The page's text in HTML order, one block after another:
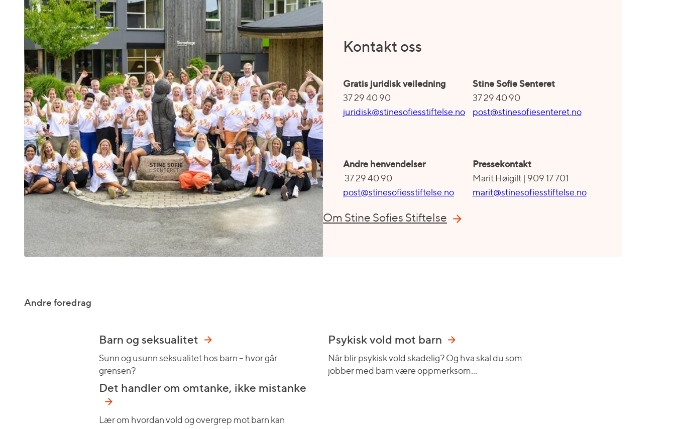
Kontakt oss
Gratis juridisk veiledning
37 29 40 90
juridisk@stinesofiesstiftelse.no
Stine Sofie Senteret
37 29 40 90
post@stinesofiesenteret.no
Andre henvendelser
37 29 40 90
post@stinesofiesstiftelse.no
Pressekontakt
Marit Høigilt | 909 17 701
marit@stinesofiesstiftelse.no
Om Stine Sofies Stiftelse
Andre foredrag
Barn og seksualitet
Sunn og usunn seksualitet hos barn – hvor går
grensen?
Psykisk vold mot barn
Når blir psykisk vold skadelig? Og hva skal du som
jobber med barn være oppmerksom…
Det handler om omtanke, ikke mistanke
Lær om hvordan vold og overgrep mot barn kan